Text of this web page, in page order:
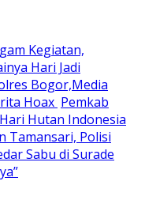
Kegiatan,
Hari Jadi
Bogor,Media
Hoax Pemkab
Hutan Indonesia
Tamansari, Polisi
Sabu di Surade